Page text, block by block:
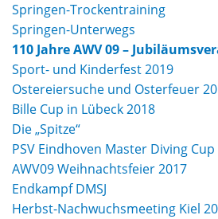
Springen-Trockentraining
Springen-Unterwegs
110 Jahre AWV 09 –
Sport- und Kinderfest 2019
Ostereiersuche und Osterfeuer
Bille Cup in Lübeck 2018
Die „Spitze“
PSV Eindhoven Master Diving Cup
AWV09 Weihnachtsfeier 2017
Endkampf DMSJ
Herbst-Nachwuchsmeeting Kiel